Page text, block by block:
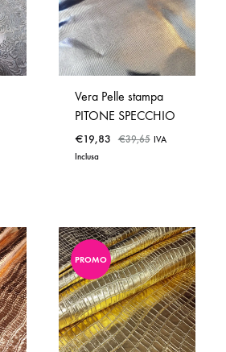
Vera Pelle stampa
PITONE SPECCHIO
€19,83 €39,65 IVA
Inclusa
ADD
TO
WISHLIST
PROMO